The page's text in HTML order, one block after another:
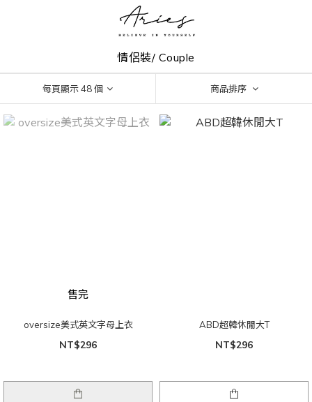
情侶裝/ Couple
每頁顯示 48 個 商品排序
售完
oversize美式英文字母上衣
NT$296
ABD超韓休閒大T
NT$296